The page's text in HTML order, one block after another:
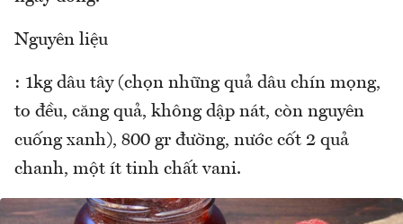
Nguyên liệu
: 1kg dâu tây (chọn những quả dâu chín mọng,
to đều, căng quả, không dập nát, còn nguyên
cuống xanh), 800 gr đường, nước cốt 2 quả
chanh, một ít tinh chất vani.